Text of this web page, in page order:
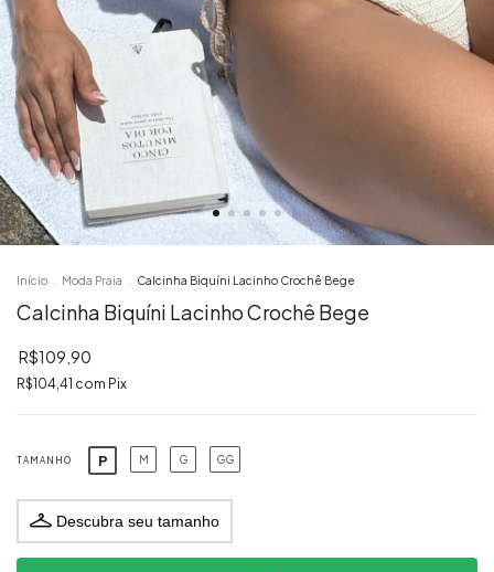
Início Moda Praia Calcinha Biquíni Lacinho Crochê Bege
Calcinha Biquíni Lacinho Crochê Bege
R$109,90
R$104,41 com Pix
TAMANHO P M G GG
Descubra seu tamanho